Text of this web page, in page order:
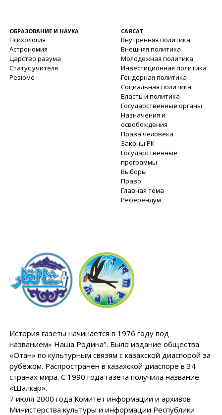
ОБРАЗОВАНИЕ И НАУКА
Психология
Астрономия
Царство разума
Статус учителя
Резюме
САЯСАТ
Внутренняя политика
Внешняя политика
Молодежная политика
Инвестиционная политика
Гендерная политика
Социальная политика
Власть и политика
Государственные органы
Назначения и
освобождения
Права человека
Законы РК
Государственные
программы
Выборы
Право
Главная тема
Референдум
История газеты начинается в 1976 году под
названием» Наша Родина". Было издание общества
«Отан» по культурным связям с казахской диаспорой за
рубежом. Распространен в казахской диаспоре в 34
странах мира. С 1990 года газета получила название
«Шалкар».
7 июля 2000 года Комитет информации и архивов
Министерства культуры и информации Республики